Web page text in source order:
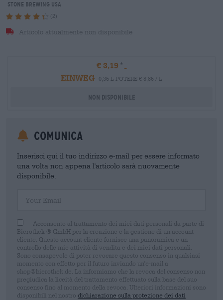
Stone Brewing USA
(2)
Articolo attualmente non disponibile
€ 3,19
EINWEG
0,36 L POTERE € 8,86 / L
Non disponibile
Comunica
Inserisci qui il tuo indirizzo e-mail per essere informato
una volta non appena l'articolo sarà nuovamente
disponibile.
Acconsento al trattamento dei miei dati personali da parte di
Bierothek ® GmbH per la creazione e la gestione di un account
cliente. Questo account cliente fornisce una panoramica e un
controllo delle mie attività di vendita e dei miei dati personali.
Sono consapevole di poter revocare questo consenso in qualsiasi
momento con effetto per il futuro inviando un'e-mail a
shop@bierothek.de. La informiamo che la revoca del consenso non
pregiudica la liceità del trattamento effettuato sulla base del suo
consenso fino al momento della revoca. Ulteriori informazioni sono
disponibili nel nostro dichiarazione sulla protezione dei dati